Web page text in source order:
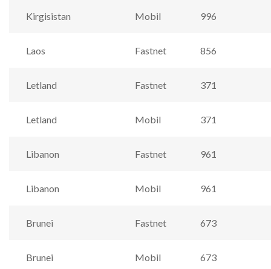
Kirgisistan Mobil 996
Laos Fastnet 856
Letland Fastnet 371
Letland Mobil 371
Libanon Fastnet 961
Libanon Mobil 961
Brunei Fastnet 673
Brunei Mobil 673